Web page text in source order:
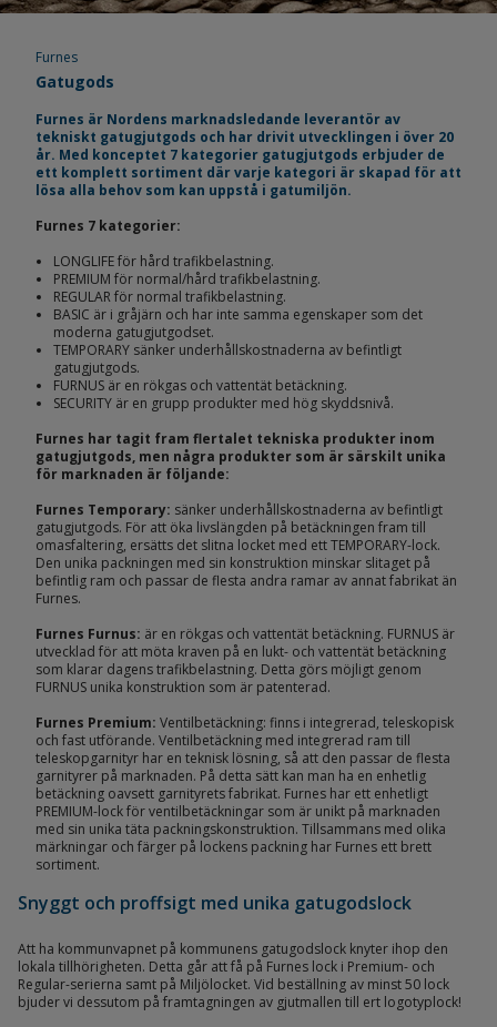
Furnes
Gatugods
Furnes är Nordens marknadsledande leverantör av
tekniskt gatugjutgods och har drivit utvecklingen i över 20
år. Med konceptet 7 kategorier gatugjutgods erbjuder de
ett komplett sortiment där varje kategori är skapad för att
lösa alla behov som kan uppstå i gatumiljön.
Furnes 7 kategorier:
LONGLIFE för hård trafikbelastning.
PREMIUM för normal/hård trafikbelastning.
REGULAR för normal trafikbelastning.
BASIC är i gråjärn och har inte samma egenskaper som det
moderna gatugjutgodset.
TEMPORARY sänker underhållskostnaderna av befintligt
gatugjutgods.
FURNUS är en rökgas och vattentät betäckning.
SECURITY är en grupp produkter med hög skyddsnivå.
Furnes har tagit fram flertalet tekniska produkter inom
gatugjutgods, men några produkter som är särskilt unika
för marknaden är följande:
Furnes Temporary: sänker underhållskostnaderna av befintligt
gatugjutgods. För att öka livslängden på betäckningen fram till
omasfaltering, ersätts det slitna locket med ett TEMPORARY-lock.
Den unika packningen med sin konstruktion minskar slitaget på
befintlig ram och passar de flesta andra ramar av annat fabrikat än
Furnes.
Furnes Furnus: är en rökgas och vattentät betäckning. FURNUS är
utvecklad för att möta kraven på en lukt- och vattentät betäckning
som klarar dagens trafikbelastning. Detta görs möjligt genom
FURNUS unika konstruktion som är patenterad.
Furnes Premium: Ventilbetäckning: finns i integrerad, teleskopisk
och fast utförande. Ventilbetäckning med integrerad ram till
teleskopgarnityr har en teknisk lösning, så att den passar de flesta
garnityrer på marknaden. På detta sätt kan man ha en enhetlig
betäckning oavsett garnityrets fabrikat. Furnes har ett enhetligt
PREMIUM-lock för ventilbetäckningar som är unikt på marknaden
med sin unika täta packningskonstruktion. Tillsammans med olika
märkningar och färger på lockens packning har Furnes ett brett
sortiment.
Snyggt och proffsigt med unika gatugodslock
Att ha kommunvapnet på kommunens gatugodslock knyter ihop den
lokala tillhörigheten. Detta går att få på Furnes lock i Premium- och
Regular-serierna samt på Miljölocket. Vid beställning av minst 50 lock
bjuder vi dessutom på framtagningen av gjutmallen till ert logotyplock!